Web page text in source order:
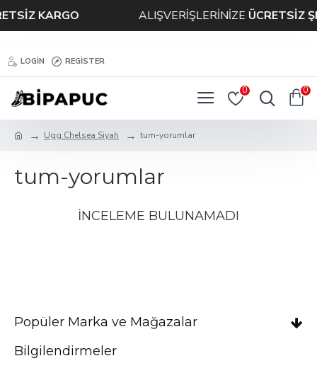
KARGO ALIŞVERİŞLERİNİZEÜCRETSİZ
LOGIN REGISTER
0 0
Ugg Chelsea Siyah tum-yorumlar
tum-yorumlar
İNCELEME BULUNAMADI
Popüler Marka ve Mağazalar
Bilgilendirmeler